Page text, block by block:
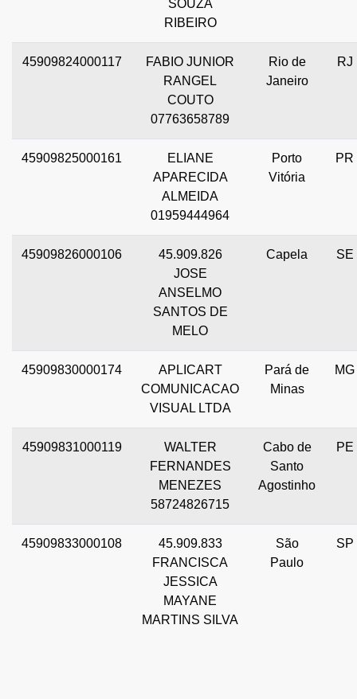
SOUZA
RIBEIRO
45909824000117
FABIO JUNIOR
RANGEL
COUTO
07763658789
Rio de
Janeiro
RJ
45909825000161
ELIANE
APARECIDA
ALMEIDA
01959444964
Porto
Vitória
PR
45909826000106
45.909.826
JOSE
ANSELMO
SANTOS DE
MELO
Capela SE
45909830000174
APLICART
COMUNICACAO
VISUAL LTDA
Pará de
Minas
MG
45909831000119
WALTER
FERNANDES
MENEZES
58724826715
Cabo de
Santo
Agostinho
PE
45909833000108
45.909.833
FRANCISCA
JESSICA
MAYANE
MARTINS SILVA
São
Paulo
SP